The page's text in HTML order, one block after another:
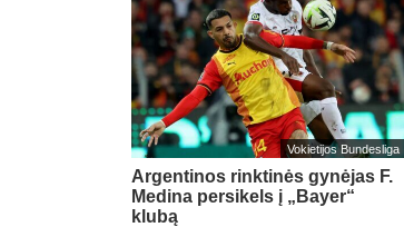
Vokietijos Bundesliga
Argentinos rinktinės gynėjas F.
Medina persikels į „Bayer“
klubą